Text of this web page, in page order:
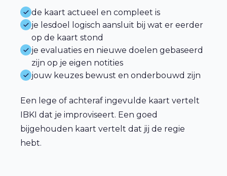
de kaart actueel en compleet is
je lesdoel logisch aansluit bij wat er eerder
op de kaart stond
je evaluaties en nieuwe doelen gebaseerd
zijn op je eigen notities
jouw keuzes bewust en onderbouwd zijn
Een lege of achteraf ingevulde kaart vertelt
IBKI dat je improviseert. Een goed
bijgehouden kaart vertelt dat jij de regie
hebt.